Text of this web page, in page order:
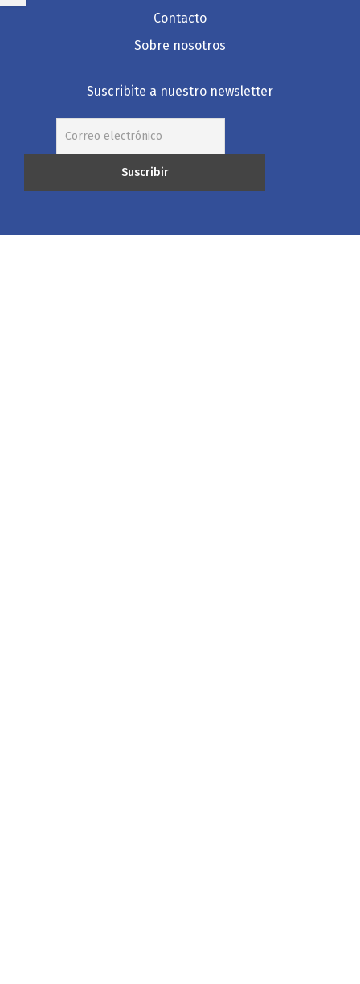
Contacto
Sobre nosotros
Suscribite a nuestro newsletter